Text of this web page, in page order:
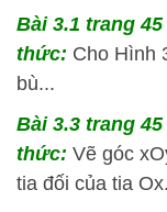
Bài 3.1 trang
thức: Cho Hình
bù...
Bài 3.3 trang
thức: Vẽ góc
tia đối của tia